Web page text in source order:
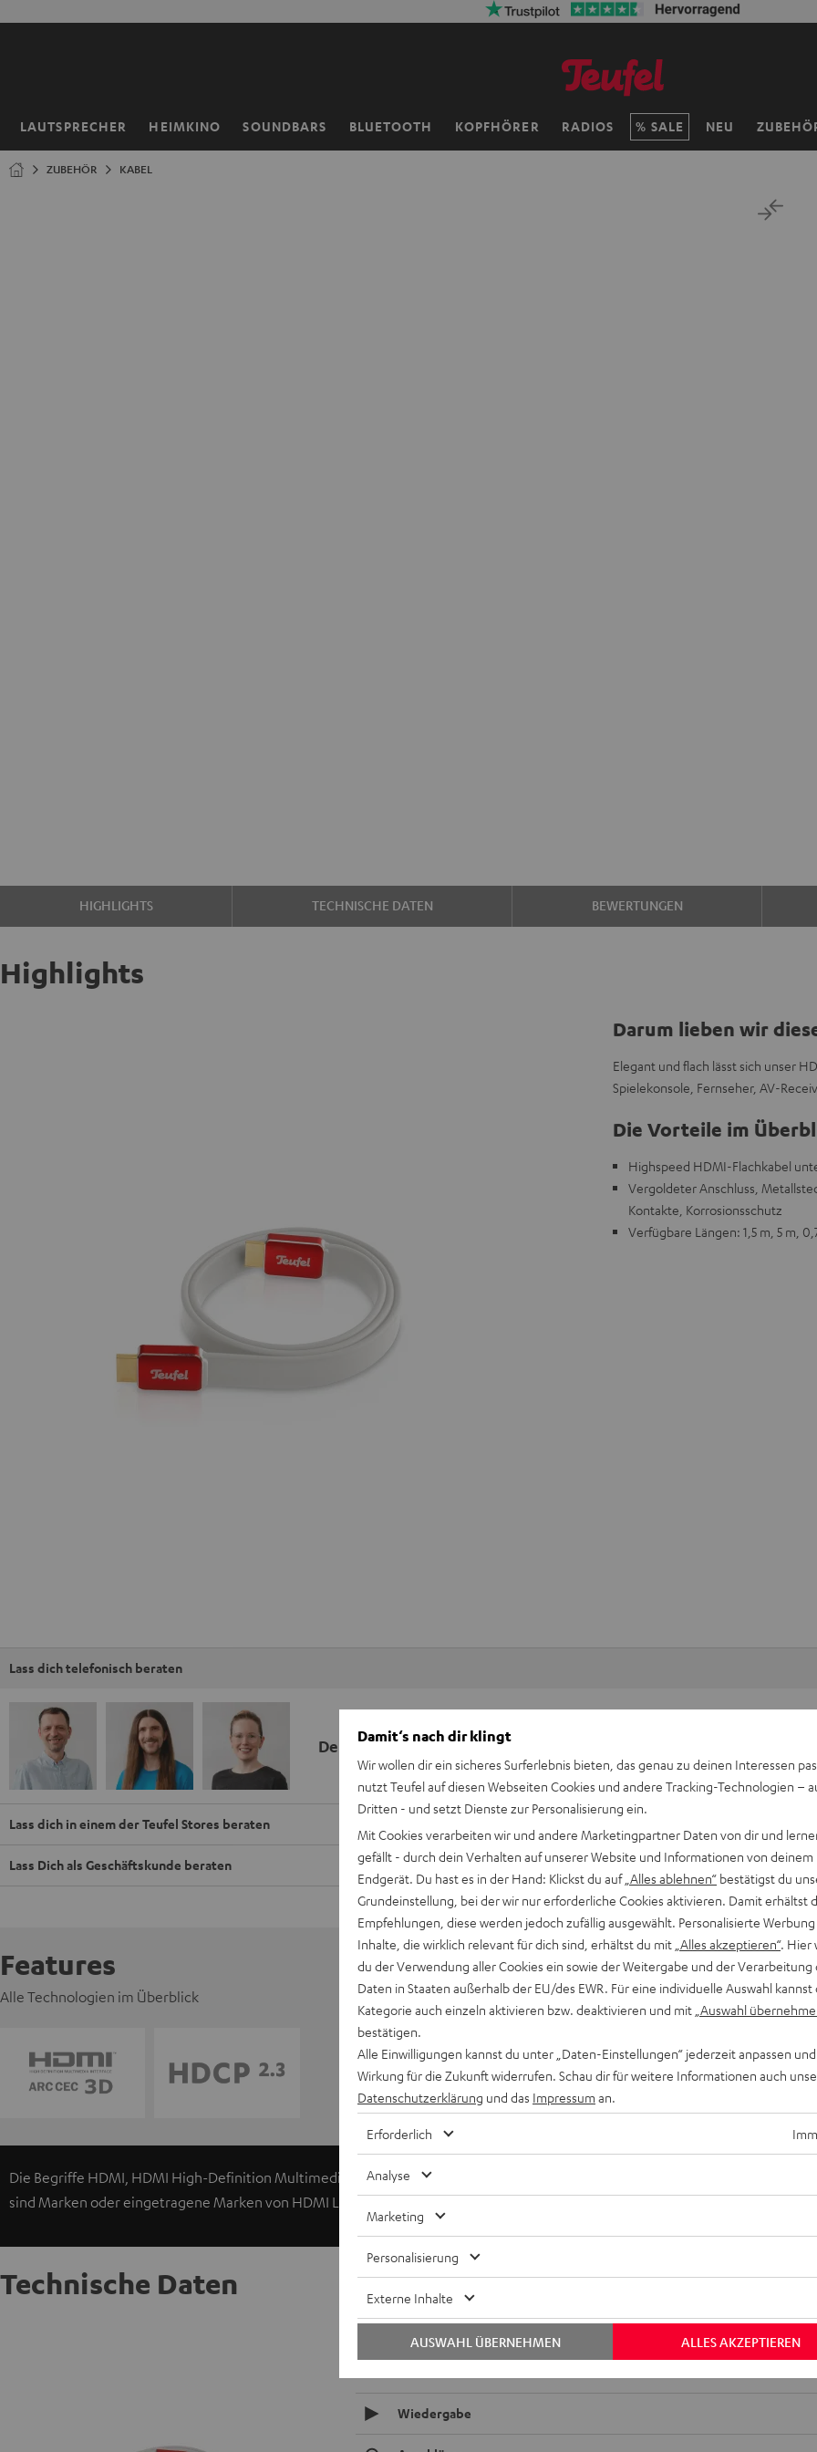
LAUTSPRECHER HEIMKINO SOUNDBARS BLUETOOTH KOPFHÖRER RADIOS SALE NEU
Startseite
ZUBEHÖR KABEL
HIGHLIGHTS TECHNISCHE DATEN BEWERTUNGEN
Highlights
Darum lieben wir
Elegant und flach lässt sich unser
Spielekonsole, Fernseher, AV-
Die Vorteile im
Highspeed HDMI-Flachkabel
Vergoldeter Anschluss,
Kontakte, Korrosionsschutz
Verfügbare Längen: 1,5 m, 5 m,
Lass dich telefonisch beraten
Deine Kaufberatung
Hier Termin buchen
Lass dich in einem der Teufel Stores beraten
Lass Dich als Geschäftskunde beraten
Features
Alle Technologien im Überblick
Die Begriffe HDMI, HDMI High-Definition Multimedia Interface, HDMI-Aufmachung (HDMI Trade Dress) und die HDMI-Logos
sind Marken oder eingetragene Marken von HDMI Licensing Administrator, Inc.
Technische Daten
High-Speed HDMI® Kabel mit Ethernet
Highspeed HDMI-Flachkabel unterstützt aktuelle Standards wie z.B. 4K
Wiedergabe
Damit‘s nach dir klingt
Wir wollen dir ein sicheres Surferlebnis bieten, das genau zu deinen Interessen
nutzt Teufel auf diesen Webseiten Cookies und andere Tracking-Technologien –
Dritten - und setzt Dienste zur Personalisierung ein.
Mit Cookies verarbeiten wir und andere Marketingpartner Daten von dir und
gefällt - durch dein Verhalten auf unserer Website und Informationen von deinem
Endgerät. Du hast es in der Hand: Klickst du auf „Alles ablehnen“ bestätigst du
Grundeinstellung, bei der wir nur erforderliche Cookies aktivieren. Damit erhältst
Empfehlungen, diese werden jedoch zufällig ausgewählt. Personalisierte
Inhalte, die wirklich relevant für dich sind, erhältst du mit „Alles akzeptieren“. Hier
du der Verwendung aller Cookies ein sowie der Weitergabe und der Verarbeitung
Daten in Staaten außerhalb der EU/des EWR. Für eine individuelle Auswahl kannst
Kategorie auch einzeln aktivieren bzw. deaktivieren und mit „Auswahl
bestätigen.
Alle Einwilligungen kannst du unter „Daten-Einstellungen“ jederzeit anpassen
Wirkung für die Zukunft widerrufen. Schau dir für weitere Informationen auch
Datenschutzerklärung und das Impressum an.
Erforderlich
Analyse
Marketing
Personalisierung
Externe Inhalte
ALLES AKZEPTIEREN
AUSWAHL ÜBERNEHMEN